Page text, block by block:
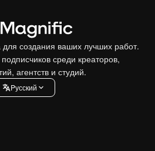
создания ваших лучших работ.
среди креаторов,
агентств и студий.
Pусский